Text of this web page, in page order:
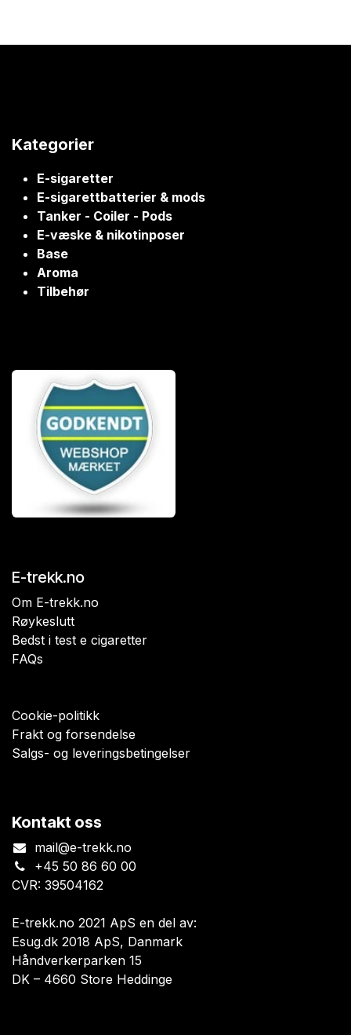
Kategorier
E-sigaretter
E-sigarettbatterier & mods
Tanker - Coiler - Pods
E-væske & nikotinposer
Base
Aroma
Tilbehør
E-trekk.no
Om E-trekk.no
Røykeslutt
Bedst i test e cigaretter
FAQs
Cookie-politikk
Frakt og forsendelse
Salgs- og leveringsbetingelser
Kontakt oss
mail@e-trekk.no
+45 50 86 60 00
CVR: 39504162
E-trekk.no 2021 ApS en del av:
Esug.dk 2018 ApS, Danmark
Håndverkerparken 15
DK – 4660 Store Heddinge